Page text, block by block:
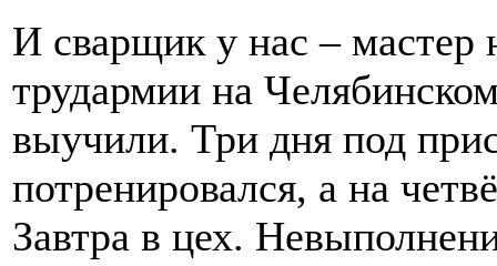
И сварщик у нас – мастер
трудармии на
выучили. Три дня под
потренировался, а на
Завтра в цех.